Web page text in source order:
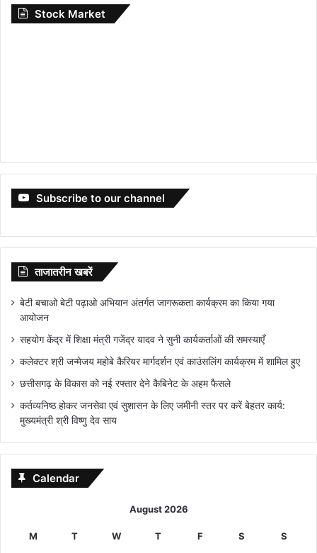
Stock Market
Subscribe to our channel
ताजातरीन खबरें
बेटी बचाओ बेटी पढ़ाओ अभियान अंतर्गत जागरूकता कार्यक्रम का किया गया
आयोजन
सहयोग केंद्र में शिक्षा मंत्री गजेंद्र यादव ने सुनी कार्यकर्ताओं की समस्याएँ
कलेक्टर श्री जन्मेजय महोबे कैरियर मार्गदर्शन एवं काउंसलिंग कार्यक्रम में शामिल हुए
छत्तीसगढ़ के विकास को नई रफ्तार देने कैबिनेट के अहम फैसले
कर्तव्यनिष्ठ होकर जनसेवा एवं सुशासन के लिए जमीनी स्तर पर करें बेहतर कार्य:
मुख्यमंत्री श्री विष्णु देव साय
Calendar
August 2026
M T W T F S S